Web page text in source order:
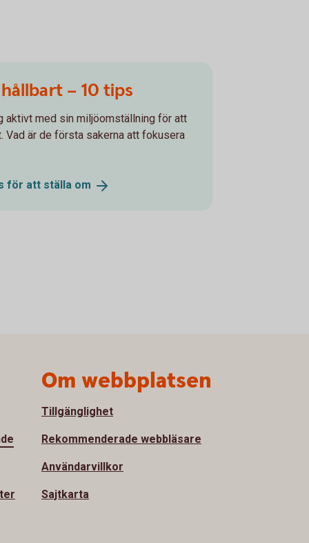
– 10 tips
aktivt med sin miljöomställning för att
Vad är de första sakerna att fokusera
för att ställa om
Om webbplatsen
Tillgänglighet
Rekommenderade webbläsare
Användarvillkor
Sajtkarta